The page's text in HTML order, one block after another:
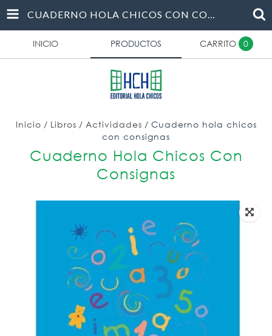
CUADERNO HOLA CHICOS CON CONSIGNAS
INICIO PRODUCTOS CARRITO 0
Inicio / Libros / Actividades / Cuaderno hola chicos
con consignas
Cuaderno Hola Chicos Con
Consignas